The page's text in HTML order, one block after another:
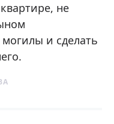
не
могилы и сделать